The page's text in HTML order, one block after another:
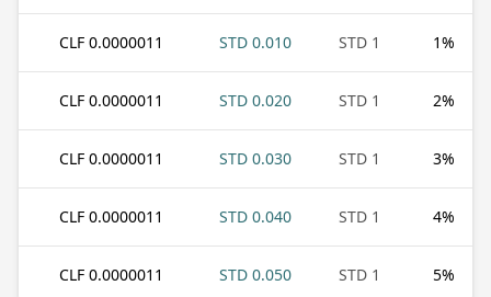
1%
1 STD
0.010 STD
0.0000011 CLF
2%
1 STD
0.020 STD
0.0000011 CLF
3%
1 STD
0.030 STD
0.0000011 CLF
4%
1 STD
0.040 STD
0.0000011 CLF
5%
1 STD
0.050 STD
0.0000011 CLF